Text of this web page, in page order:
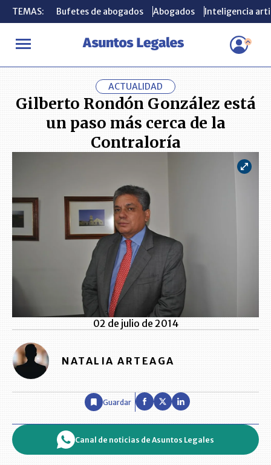
TEMAS: Bufetes de abogados Abogados Inteligencia
INICIO ACTUALIDAD Gilberto Rondón González está un paso
TEMAS: Bufetes de abogados Abogados Inteligencia
ACTUALIDAD
Gilberto Rondón González está
un paso más cerca de la
Contraloría
02 de julio de 2014
NATALIA ARTEAGA
Guardar
Canal de noticias de Asuntos Legales